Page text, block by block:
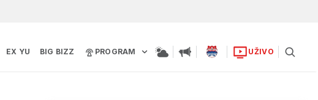
EX YU BIG BIZZ PROGRAM UŽIVO